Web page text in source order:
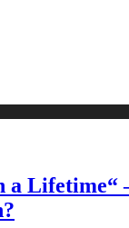
a Lifetime“